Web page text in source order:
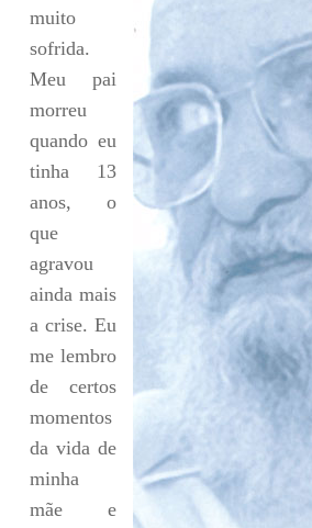
muito
sofrida.
Meu pai
morreu
quando eu
tinha 13
anos, o
que
agravou
ainda mais
a crise. Eu
me lembro
de certos
momentos
da vida de
minha
mãe e